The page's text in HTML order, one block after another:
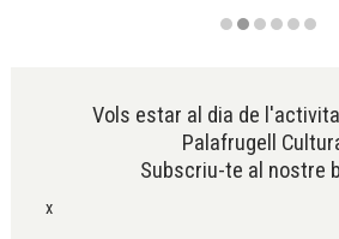
Vols estar al dia de
Palafrugell
Subscriu-te al nostre
x